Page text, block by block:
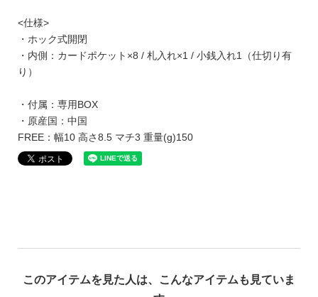
<仕様>
・ホック式開閉
・内側：カードポケット×8 / 札入れ×1 / 小銭入れ1（仕切り有
り）
・付属：専用BOX
・原産国：中国
FREE：幅10 高さ8.5 マチ3 重量(g)150